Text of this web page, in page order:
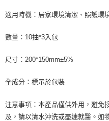
適用時機：居家環境清潔、照護環
數量：10抽*3入包
尺寸：200*150mm±5%
全成分：標示於包裝
注意事項：本產品僅供外用，避免
及，請以清水沖洗或盡速就醫。如